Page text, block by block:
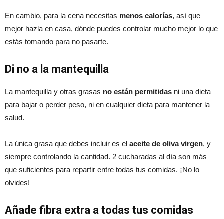
En cambio, para la cena necesitas menos calorías, así que
mejor hazla en casa, dónde puedes controlar mucho mejor lo que
estás tomando para no pasarte.
Di no a la mantequilla
La mantequilla y otras grasas no están permitidas ni una dieta
para bajar o perder peso, ni en cualquier dieta para mantener la
salud.
La única grasa que debes incluir es el aceite de oliva virgen, y
siempre controlando la cantidad. 2 cucharadas al día son más
que suficientes para repartir entre todas tus comidas. ¡No lo
olvides!
Añade fibra extra a todas tus comidas